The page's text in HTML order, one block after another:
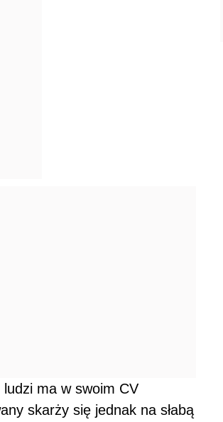
ludzi ma w swoim CV
skarży się jednak na słabą